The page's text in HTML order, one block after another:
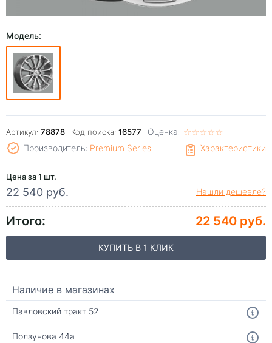
Модель:
Артикул: 78878 Код поиска: 16577 Оценка: ☆☆☆☆☆
★★★★★
Характеристики
Производитель: Premium Series
Цена за 1 шт.
22 540 руб. Нашли дешевле?
Итого: 22 540 руб.
КУПИТЬ В 1 КЛИК
Наличие в магазинах
Павловский тракт 52
Ползунова 44а